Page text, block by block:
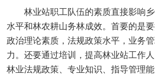
林业站职工队伍的素质直接影响乡
水平和林农耕山务林成效。首要的是
政治理论素质，法规政策水平，业务
力。还要通过培训，提高林业站工作人
林业法规政策、专业知识、指导管理